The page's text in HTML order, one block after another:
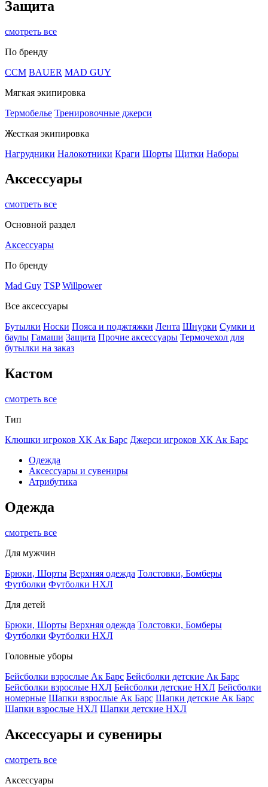
Защита
смотреть все
По бренду
CCM BAUER MAD GUY
Мягкая экипировка
Термобелье Тренировочные джерси
Жесткая экипировка
Нагрудники Налокотники Краги Шорты Щитки Наборы
Аксессуары
смотреть все
Основной раздел
Аксессуары
По бренду
Mad Guy TSP Willpower
Все аксессуары
Бутылки Носки Пояса и поджтяжки Лента Шнурки Сумки и
баулы Гамаши Защита Прочие аксессуары Термочехол для
бутылки на заказ
Кастом
смотреть все
Тип
Клюшки игроков ХК Ак Барс Джерси игроков ХК Ак Барс
Одежда
Аксессуары и сувениры
Атрибутика
Одежда
смотреть все
Для мужчин
Брюки, Шорты Верхняя одежда Толстовки, Бомберы
Футболки Футболки НХЛ
Для детей
Брюки, Шорты Верхняя одежда Толстовки, Бомберы
Футболки Футболки НХЛ
Головные уборы
Бейсболки взрослые Ак Барс Бейсболки детские Ак Барс
Бейсболки взрослые НХЛ Бейсболки детские НХЛ Бейсболки
номерные Шапки взрослые Ак Барс Шапки детские Ак Барс
Шапки взрослые НХЛ Шапки детские НХЛ
Аксессуары и сувениры
смотреть все
Аксессуары